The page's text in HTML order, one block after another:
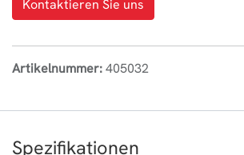
Kontaktieren Sie uns
Artikelnummer:405032
Spezifikationen